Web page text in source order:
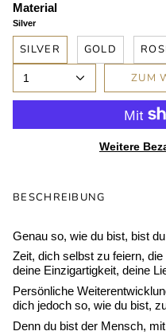
Material
Silver
SILVER GOLD
1 ZUM
Weitere
BESCHREIBUNG
Genau so, wie du bist, bist
Zeit, dich selbst zu feiern,
deine Einzigartigkeit, deine
Persönliche
dich jedoch so, wie du bist,
Denn du bist der Mensch,